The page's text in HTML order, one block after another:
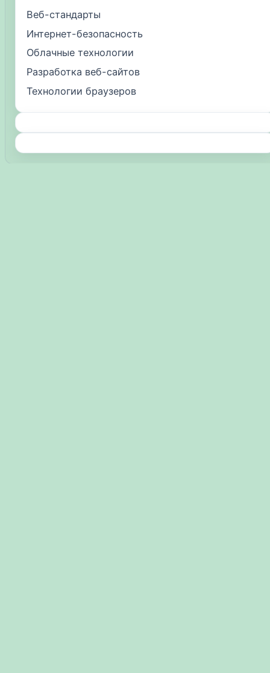
Веб-стандарты
Интернет-безопасность
Облачные технологии
Разработка веб-сайтов
Технологии браузеров